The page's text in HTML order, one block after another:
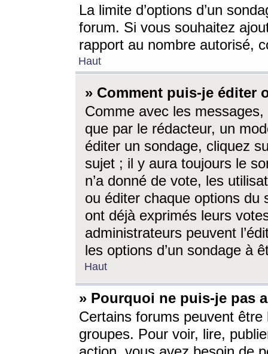
La limite d’options d’un
forum. Si vous souhaitez
rapport au nombre autorisé,
Haut
» Comment puis-je éditer
Comme avec les
que par le rédacteur, un
éditer un sondage, cliquez
sujet ; il y aura toujours le
n’a donné de vote, les
ou éditer chaque options du
ont déjà exprimés leurs
administrateurs peuvent
les options d’un sondage à
Haut
» Pourquoi ne puis-je pas
Certains forums peuvent être
groupes. Pour voir, lire,